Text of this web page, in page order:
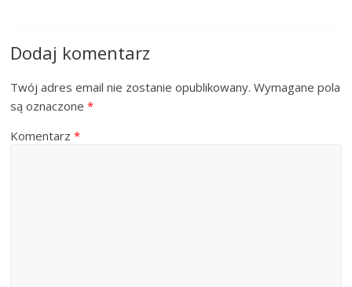
Dodaj komentarz
Twój adres email nie zostanie opublikowany. Wymagane pola
są oznaczone*
Komentarz*